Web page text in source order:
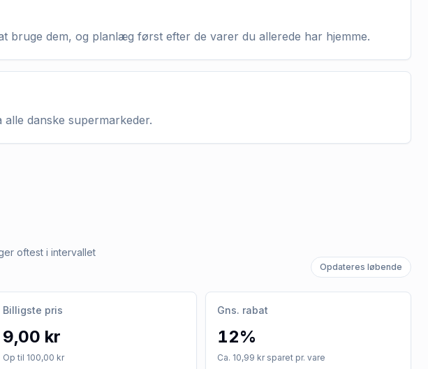
bruge dem, og planlæg først efter de varer du allerede har hjemme.
danske supermarkeder.
oftest i intervallet
Opdateres løbende
Billigste pris
9,00 kr
Op til 100,00 kr
Gns. rabat
12%
Ca. 10,99 kr sparet pr. vare